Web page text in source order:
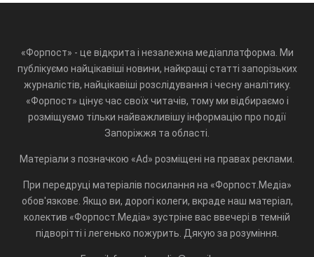
«Форпост» - це відкрита і незалежна медіаплатформа. Ми
публікуємо найцікавіші новини, найкращі статті запорізьких
журналістів, найцікавіші розслідування і чесну аналітику.
«Форпост» цінує час своїх читачів, тому ми відбираємо і
розміщуємо тільки найважливішу інформацію про події
Запоріжжя та області.
Матеріали з позначкою «Ad» розміщені на правах реклами.
При передруці матеріалів посилання на «Форпост.Медіа»
обов'язкове. Якщо ви, дорогі колеги, вкраде наш матеріал,
колектив «Форпост.Медіа» зустріне вас ввечері в темній
підворітті і легенько пожурить. Дякую за розуміння.